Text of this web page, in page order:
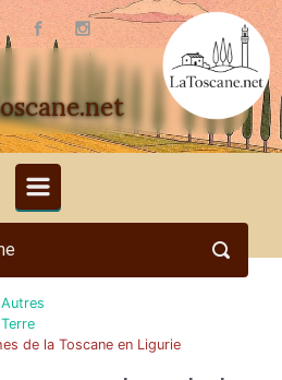
Autres
de la Toscane en Ligurie